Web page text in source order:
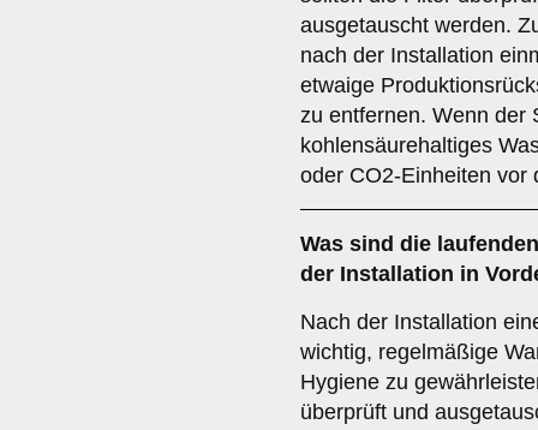
ausgetauscht werden.
nach der Installation
etwaige
zu entfernen. Wenn der
kohlensäurehaltiges
oder CO2-Einheiten vor
Was sind die
der Installation in
Nach der Installation
wichtig, regelmäßige
Hygiene zu
überprüft und